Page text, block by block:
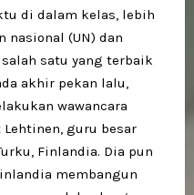
di dalam kelas, lebih
nasional (UN) dan
satu yang terbaik
akhir pekan lalu,
wawancara
guru besar
Finlandia. Dia pun
membangun